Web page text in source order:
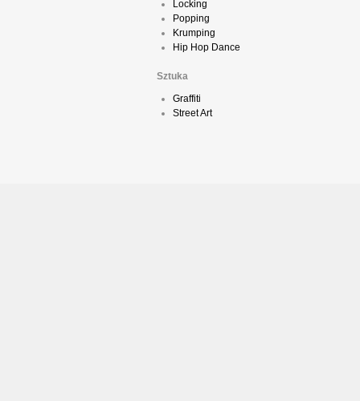
Locking
Popping
Krumping
Hip Hop Dance
Sztuka
Graffiti
Street Art